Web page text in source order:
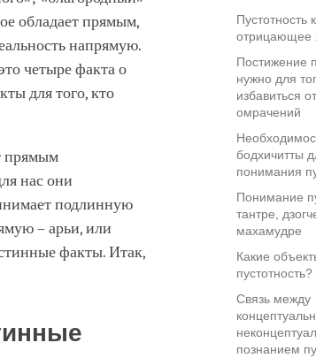
Пустотность
отрицающее
Постижение
нужно для
избавиться
омрачений
бодхичитты
понимания
Понимание
тантре,
махамудре
Какие
пустотность?
Связь между
познанием
обладает прямым,
напрямую.
четыре факта о
для того, кто
прямым
нас они
подлинную
– арьи, или
факты. Итак,